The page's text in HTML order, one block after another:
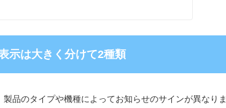
示は大きく分けて2種類
品のタイプや機種によってお知らせのサインが異なりま